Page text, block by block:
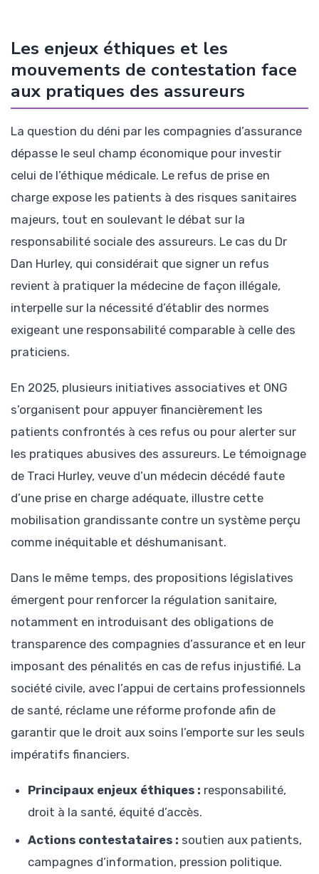
Les enjeux éthiques et les
mouvements de contestation face
aux pratiques des assureurs
La question du déni par les compagnies d’assurance
dépasse le seul champ économique pour investir
celui de l’éthique médicale. Le refus de prise en
charge expose les patients à des risques sanitaires
majeurs, tout en soulevant le débat sur la
responsabilité sociale des assureurs. Le cas du Dr
Dan Hurley, qui considérait que signer un refus
revient à pratiquer la médecine de façon illégale,
interpelle sur la nécessité d’établir des normes
exigeant une responsabilité comparable à celle des
praticiens.
En 2025, plusieurs initiatives associatives et ONG
s’organisent pour appuyer financièrement les
patients confrontés à ces refus ou pour alerter sur
les pratiques abusives des assureurs. Le témoignage
de Traci Hurley, veuve d’un médecin décédé faute
d’une prise en charge adéquate, illustre cette
mobilisation grandissante contre un système perçu
comme inéquitable et déshumanisant.
Dans le même temps, des propositions législatives
émergent pour renforcer la régulation sanitaire,
notamment en introduisant des obligations de
transparence des compagnies d’assurance et en leur
imposant des pénalités en cas de refus injustifié. La
société civile, avec l’appui de certains professionnels
de santé, réclame une réforme profonde afin de
garantir que le droit aux soins l’emporte sur les seuls
impératifs financiers.
Principaux enjeux éthiques : responsabilité,
droit à la santé, équité d’accès.
Actions contestataires : soutien aux patients,
campagnes d’information, pression politique.